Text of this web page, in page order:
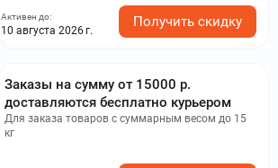
Активен до:
10 августа 2026 г.
Получить скидку
Заказы на сумму от 15000 р.
доставляются бесплатно курьером
Для заказа товаров с суммарным весом до 15
кг